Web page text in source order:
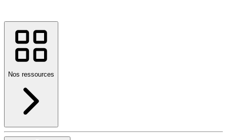
Nos ressources